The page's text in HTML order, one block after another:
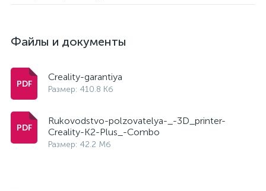
Файлы и документы
Creality-garantiya
Размер: 410.8 Кб
Rukovodstvo-polzovatelya-_-3D_printer-
Creality-K2-Plus_-Combo
Размер: 42.2 Мб